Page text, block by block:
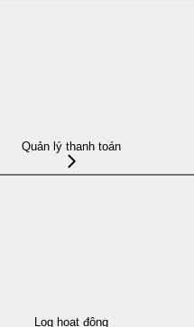
Quản lý thanh toán
Log hoạt động